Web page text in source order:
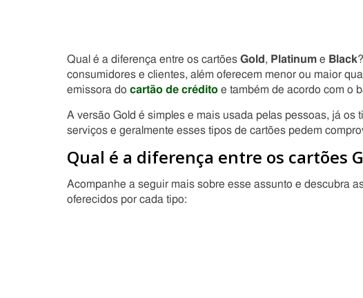
Qual é a diferença entre os cartões Gold , Platinum e Black
consumidores e clientes, além oferecem menor ou maior
emissora do cartão de crédito e também de acordo com o
A versão Gold é simples e mais usada pelas pessoas, já os
serviços e geralmente esses tipos de cartões pedem
Qual é a diferença entre os cartões
Acompanhe a seguir mais sobre esse assunto e descubra
oferecidos por cada tipo: